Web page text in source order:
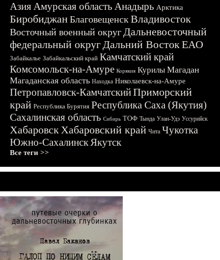
АзияАмурская область Анадырь Арктика
БиробиджанБлаговещенскВладивосток
Восточный военный округДальневосточный
федеральный округДальний ВостокЕАО
Забайкалье Забайкальский край Камчатский край
Комсомольск-на-Амуре Корякия Курилы Магадан
Магаданская область Находка Николаевск-на-Амуре
Петропавловск-КамчатскийПриморский
край Республика Бурятия Республика Саха (Якутия)
Сахалинская область Сибирь ТОФ Тында Улан-Удэ Уссурийск
ХабаровскХабаровский край Чита Чукотка
Южно-СахалинскЯкутск
Все теги >>